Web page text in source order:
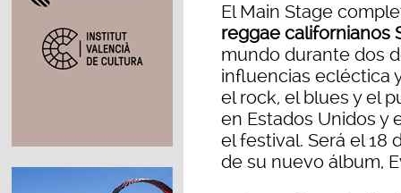
El Main Stage
reggae californianos
mundo durante dos
influencias ecléctica
el rock, el blues y el
en Estados Unidos y
el festival. Será el 18
de su nuevo álbum,